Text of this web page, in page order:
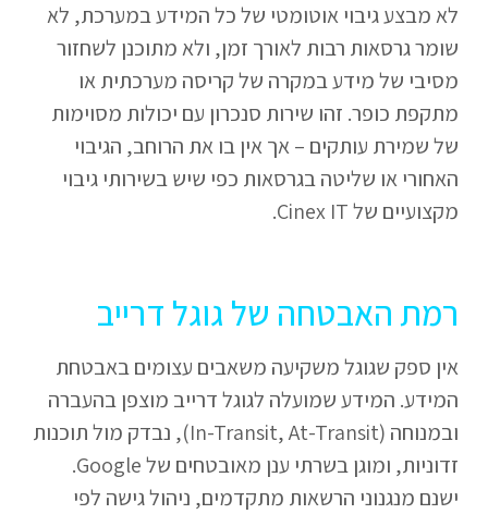
לא מבצע גיבוי אוטומטי של כל המידע במערכת, לא
שומר גרסאות רבות לאורך זמן, ולא מתוכנן לשחזור
מסיבי של מידע במקרה של קריסה מערכתית או
מתקפת כופר. זהו שירות סנכרון עם יכולות מסוימות
של שמירת עותקים – אך אין בו את הרוחב, הגיבוי
האחורי או שליטה בגרסאות כפי שיש בשירותי גיבוי
מקצועיים של Cinex IT.
רמת האבטחה של גוגל דרייב
אין ספק שגוגל משקיעה משאבים עצומים באבטחת
המידע. המידע שמועלה לגוגל דרייב מוצפן בהעברה
ובמנוחה (In-Transit, At-Transit), נבדק מול תוכנות
זדוניות, ומוגן בשרתי ענן מאובטחים של Google.
ישנם מנגנוני הרשאות מתקדמים, ניהול גישה לפי